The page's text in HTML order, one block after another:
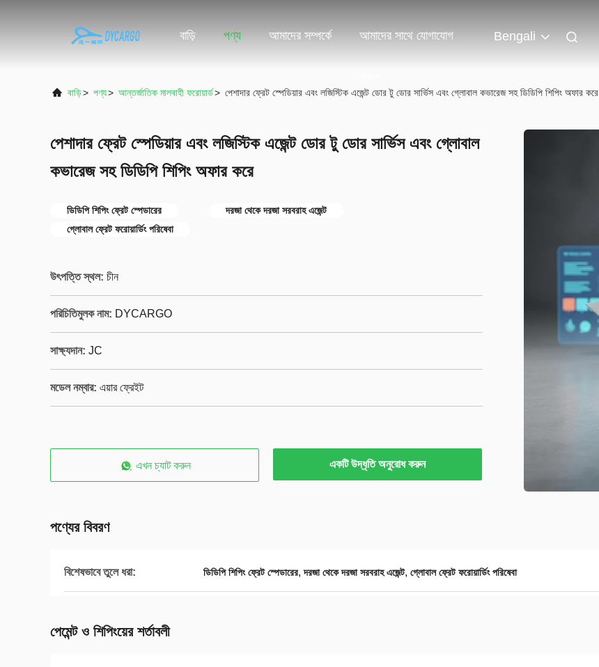
বাড়ি পণ্য আমাদের সম্পর্কে আমাদের সাথে যোগাযোগ Bengali
বাড়ি> পণ্য> আন্তর্জাতিক মালবাহী ফরোয়ার্ড> পেশাদার ফ্রেট স্পেডিয়ার এবং লজিস্টিক এজেন্ট ডোর টু ডোর সার্ভিস এবং গ্লোবাল কভারেজ সহ ডিডিপি শিপিং অফার করে
পেশাদার ফ্রেট স্পেডিয়ার এবং লজিস্টিক এজেন্ট ডোর টু ডোর সার্ভিস এবং গ্লোবাল
কভারেজ সহ ডিডিপি শিপিং অফার করে
ডিডিপি শিপিং ফ্রেট স্পেডারের
দরজা থেকে দরজা সরবরাহ এজেন্ট
গ্লোবাল ফ্রেট ফরোয়ার্ডিং পরিষেবা
উৎপত্তি স্থল: চীন
পরিচিতিমুলক নাম: DYCARGO
সাক্ষ্যদান: JC
মডেল নম্বার: এয়ার ফ্রেইট
এখন চ্যাট করুন একটি উদ্ধৃতি অনুরোধ করুন
পণ্যের বিবরণ
বিশেষভাবে তুলে ধরা: ডিডিপি শিপিং ফ্রেট স্পেডারের,দরজা থেকে দরজা সরবরাহ এজেন্ট, গ্লোবাল ফ্রেট ফরোয়ার্ডিং পরিষেবা
পেমেন্ট ও শিপিংয়ের শর্তাবলী